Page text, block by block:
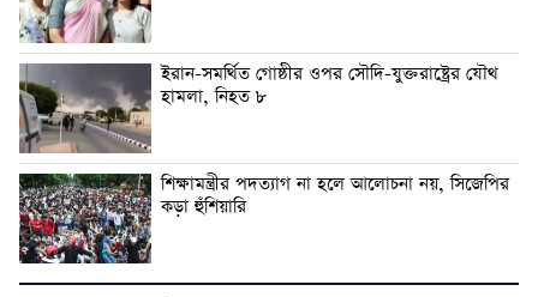
ইরান-সমর্থিত গোষ্ঠীর ওপর সৌদি-যুক্তরাষ্ট্রের যৌথ
হামলা, নিহত ৮
শিক্ষামন্ত্রীর পদত্যাগ না হলে আলোচনা নয়, সিজেপির
কড়া হুঁশিয়ারি